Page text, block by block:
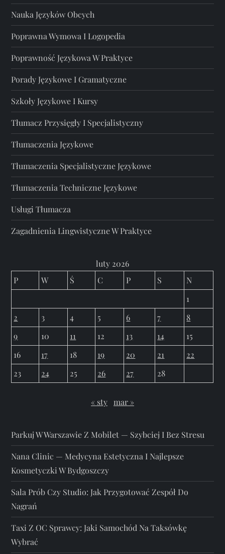
Nauka Języków Obcych
Poprawna Wymowa I Logopedia
Poprawność Językowa W Praktyce
Porady Językowe I Gramatyczne
Szkoły Językowe I Kursy
Tłumacz Przysięgły I Specjalistyczny
Tłumaczenia Językowe
Tłumaczenia Specjalistyczne Językowe
Tłumaczenia Techniczne Językowe
Usługi Tłumacza
Zagadnienia Lingwistyczne W Praktyce
luty 2026
P
W Ś C P S
N
1
2
3 4 5 6 7
8
9
10 11 12 13 14
15
16
17 18 19 20 21
22
23
24 25 26 27 28
« sty mar »
Parkuj W Warszawie Z Mobilet — Szybciej I Bez Stresu
Nana Clinic — Medycyna Estetyczna I Najlepsze
Kosmetyczki W Bydgoszczy
Sala Prób Czy Studio: Jak Przygotować Zespół Do
Nagrań
Taxi Z OC Sprawcy: Jaki Samochód Na Taksówkę
Wybrać